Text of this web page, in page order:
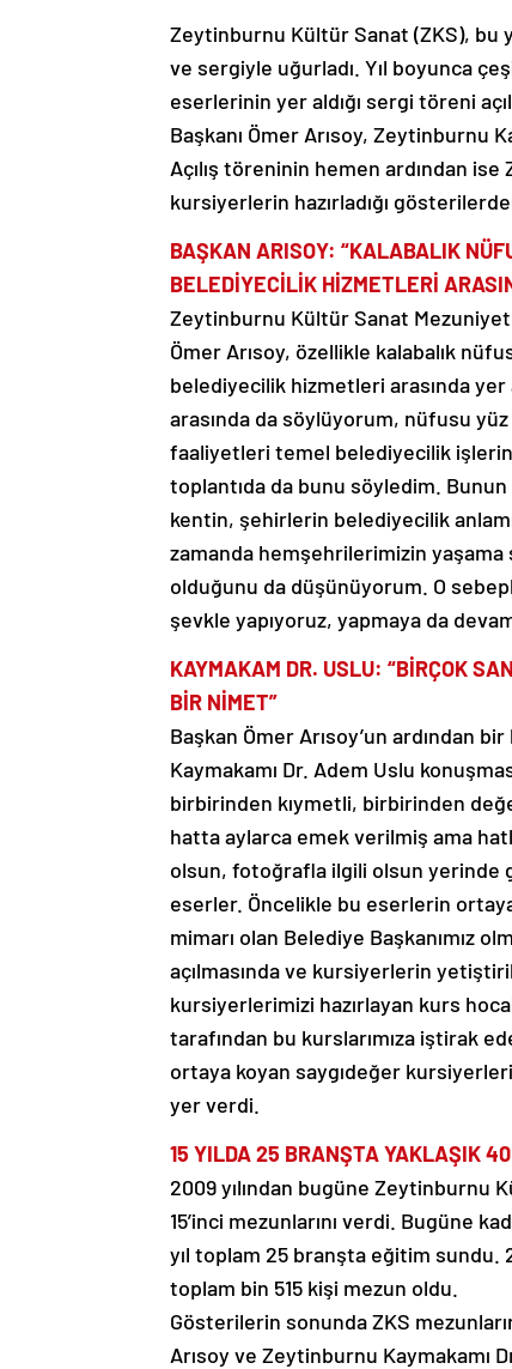
Zeytinburnu Kültür Sanat (ZKS), bu
ve sergiyle uğurladı. Yıl boyunca
eserlerinin yer aldığı sergi töreni
Başkanı Ömer Arısoy, Zeytinburnu
Açılış töreninin hemen ardından
kursiyerlerin hazırladığı
BAŞKAN ARISOY: “KALABALIK
BELEDİYECİLİK HİZMETLERİ
Zeytinburnu Kültür Sanat Mezuniyet
Ömer Arısoy, özellikle kalabalık
belediyecilik hizmetleri arasında yer
arasında da söylüyorum, nüfusu
faaliyetleri temel belediyecilik
toplantıda da bunu söyledim.
kentin, şehirlerin belediyecilik
zamanda hemşehrilerimizin
olduğunu da düşünüyorum. O
şevkle yapıyoruz, yapmaya da
KAYMAKAM DR. USLU: “BİRÇOK
BİR NİMET”
Başkan Ömer Arısoy’un ardından
Kaymakamı Dr. Adem Uslu
birbirinden kıymetli, birbirinden
hatta aylarca emek verilmiş ama
olsun, fotoğrafla ilgili olsun yerinde
eserler. Öncelikle bu eserlerin
mimarı olan Belediye Başkanımız
açılmasında ve kursiyerlerin
kursiyerlerimizi hazırlayan kurs
tarafından bu kurslarımıza iştirak
ortaya koyan saygıdeğer
yer verdi.
15 YILDA 25 BRANŞTA YAKLAŞIK
2009 yılından bugüne Zeytinburnu
15’inci mezunlarını verdi. Bugüne
yıl toplam 25 branşta eğitim sundu.
toplam bin 515 kişi mezun oldu.
Gösterilerin sonunda ZKS
Arısoy ve Zeytinburnu